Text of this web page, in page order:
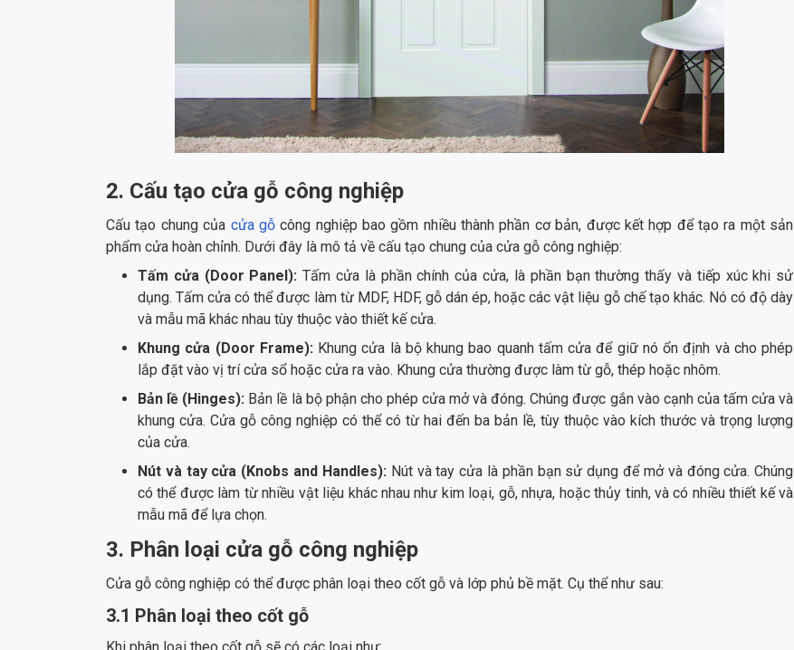
2. Cấu tạo cửa gỗ công nghiệp
Cấu tạo chung của cửa gỗcông nghiệp bao gồm nhiều thành phần cơ bản, được kết hợp để tạo ra một sản
phẩm cửa hoàn chỉnh. Dưới đây là mô tả về cấu tạo chung của cửa gỗ công nghiệp:
Tấm cửa (Door Panel):Tấm cửa là phần chính của cửa, là phần bạn thường thấy và tiếp xúc khi sử
dụng. Tấm cửa có thể được làm từ MDF, HDF, gỗ dán ép, hoặc các vật liệu gỗ chế tạo khác. Nó có độ dày
và mẫu mã khác nhau tùy thuộc vào thiết kế cửa.
Khung cửa (Door Frame): Khung cửa là bộ khung bao quanh tấm cửa để giữ nó ổn định và cho phép
lắp đặt vào vị trí cửa sổ hoặc cửa ra vào. Khung cửa thường được làm từ gỗ, thép hoặc nhôm.
Bản lề (Hinges): Bản lề là bộ phận cho phép cửa mở và đóng. Chúng được gắn vào cạnh của tấm cửa và
khung cửa. Cửa gỗ công nghiệp có thể có từ hai đến ba bản lề, tùy thuộc vào kích thước và trọng lượng
của cửa.
Nút và tay cửa (Knobs and Handles): Nút và tay cửa là phần bạn sử dụng để mở và đóng cửa. Chúng
có thể được làm từ nhiều vật liệu khác nhau như kim loại, gỗ, nhựa, hoặc thủy tinh, và có nhiều thiết kế và
mẫu mã để lựa chọn.
3. Phân loại cửa gỗ công nghiệp
Cửa gỗ công nghiệp có thể được phân loại theo cốt gỗ và lớp phủ bề mặt. Cụ thể như sau:
3.1 Phân loại theo cốt gỗ
Khi phân loại theo cốt gỗ sẽ có các loại như: